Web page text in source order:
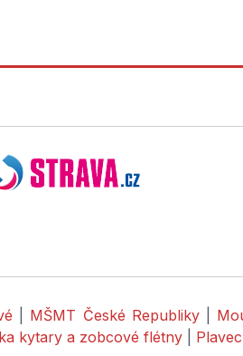
MŠMT České Republiky|
kytary a zobcové flétny